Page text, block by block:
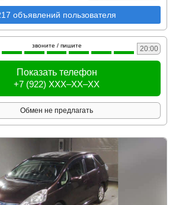
объявлений пользователя
звоните / пишите 20:00
Показать телефон
+7 (922) XXX–XX–XX
Обмен не предлагать